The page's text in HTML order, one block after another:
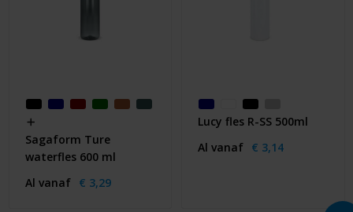
Sagaform Ture
waterfles 600 ml
Al vanaf € 3,29
Lucy fles R-SS 500ml
Al vanaf € 3,14